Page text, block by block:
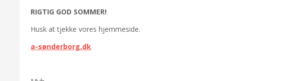
RIGTIG GOD SOMMER!
Husk at tjekke vores hjemmeside.
a-sønderborg.dk